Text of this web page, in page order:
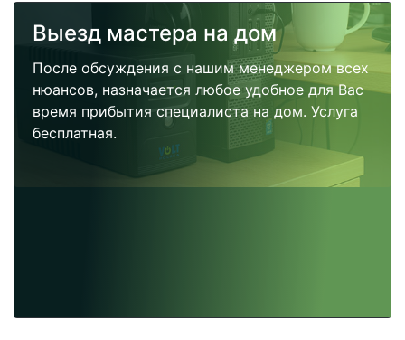
Выезд мастера на дом
После обсуждения с нашим менеджером всех
нюансов, назначается любое удобное для Вас
время прибытия специалиста на дом. Услуга
бесплатная.